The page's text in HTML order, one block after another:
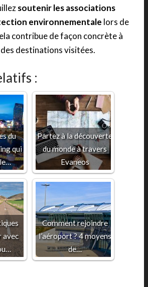
soutenir les associations
environnementale lors de
contribue de façon concrète à
des destinations visitées.
:
du
qui
Partez à la découverte
du monde à travers
Evaneos
avec
Comment rejoindre
l’aéroport ? 4 moyens
de…